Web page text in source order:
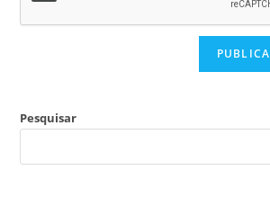
Pesquisar